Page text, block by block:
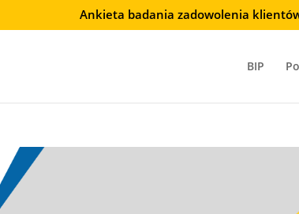
Ankieta badania zadowolenia
BIP